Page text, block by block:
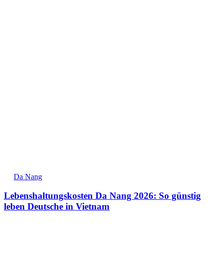
Da Nang
Lebenshaltungskosten Da Nang 2026: So günstig
leben Deutsche in Vietnam